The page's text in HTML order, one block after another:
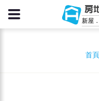
房
新屋
首頁